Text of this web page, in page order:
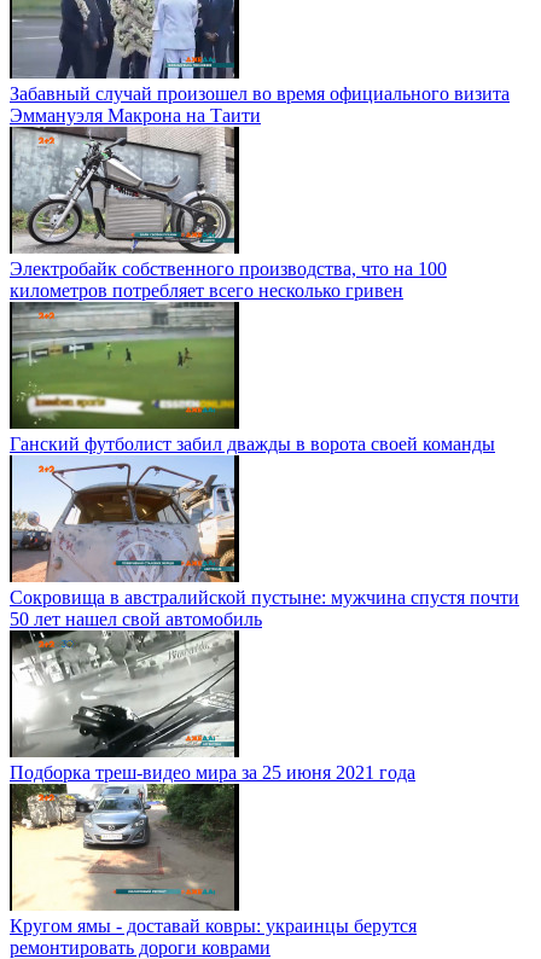
Забавный случай произошел во время официального визита
Эммануэля Макрона на Таити
Электробайк собственного производства, что на 100
километров потребляет всего несколько гривен
Ганский футболист забил дважды в ворота своей команды
Сокровища в австралийской пустыне: мужчина спустя почти
50 лет нашел свой автомобиль
Подборка треш-видео мира за 25 июня 2021 года
Кругом ямы - доставай ковры: украинцы берутся
ремонтировать дороги коврами